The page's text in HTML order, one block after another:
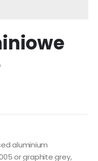
aluminium
or graphite grey,